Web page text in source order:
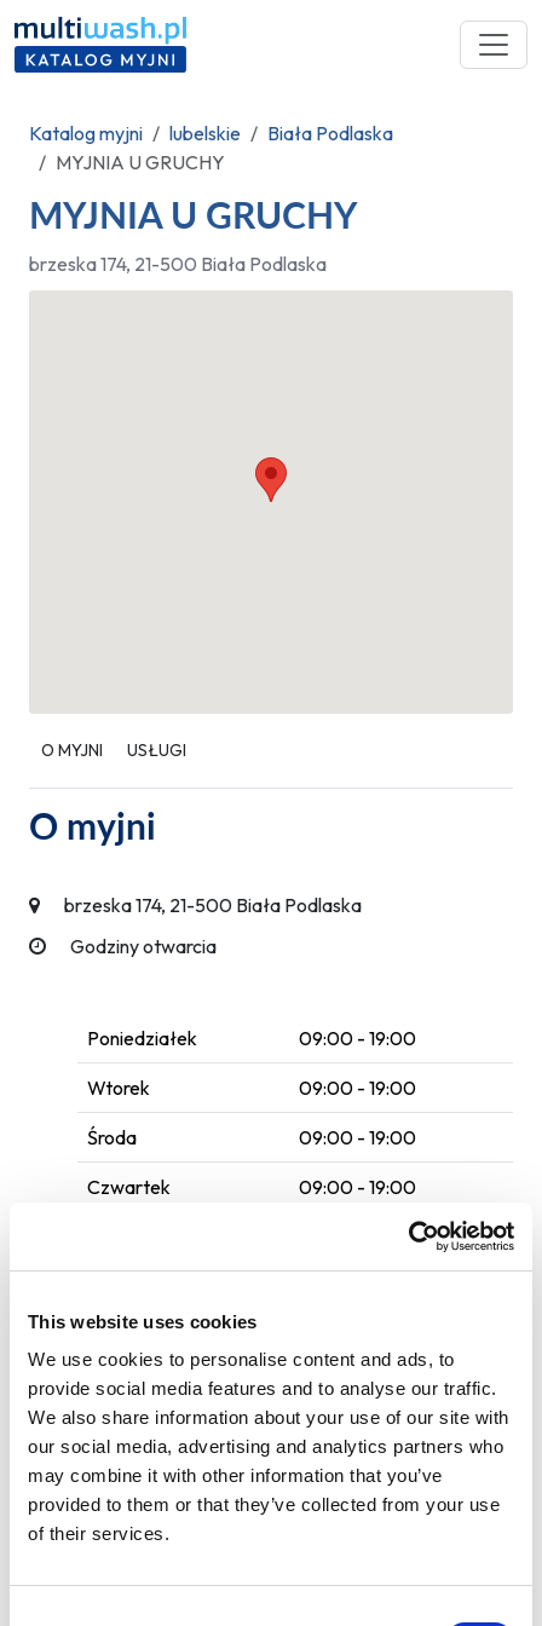
This website uses cookies
We use cookies to personalise content and ads, to
provide social media features and to analyse our traffic.
We also share information about your use of our site with
our social media, advertising and analytics partners who
may combine it with other information that you’ve
provided to them or that they’ve collected from your use
of their services.
Katalog myjni lubelskie
Biała Podlaska
MYJNIA U GRUCHY
MYJNIA U GRUCHY
brzeska 174, 21-500 Biała Podlaska
O MYJNI USŁUGI
O myjni
brzeska 174, 21-500 Biała Podlaska
Godziny otwarcia
Poniedziałek 09:00 - 19:00
Wtorek 09:00 - 19:00
Środa 09:00 - 19:00
Czwartek 09:00 - 19:00
09:00 - 19:00
Płyn do spryskiwaczy
Usługi auto SPA
Dezynfekcja chłodni